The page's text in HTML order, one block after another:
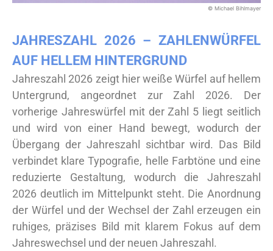
© Michael Bihlmayer
JAHRESZAHL 2026 – ZAHLENWÜRFEL
AUF HELLEM HINTERGRUND
Jahreszahl 2026 zeigt hier weiße Würfel auf hellem
Untergrund, angeordnet zur Zahl 2026. Der
vorherige Jahreswürfel mit der Zahl 5 liegt seitlich
und wird von einer Hand bewegt, wodurch der
Übergang der Jahreszahl sichtbar wird. Das Bild
verbindet klare Typografie, helle Farbtöne und eine
reduzierte Gestaltung, wodurch die Jahreszahl
2026 deutlich im Mittelpunkt steht. Die Anordnung
der Würfel und der Wechsel der Zahl erzeugen ein
ruhiges, präzises Bild mit klarem Fokus auf dem
Jahreswechsel und der neuen Jahreszahl.